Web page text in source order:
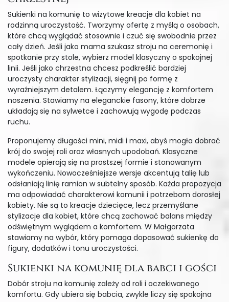
Sukienki na komunię to wizytowe kreacje dla kobiet na
rodzinną uroczystość. Tworzymy ofertę z myślą o osobach,
które chcą wyglądać stosownie i czuć się swobodnie przez
cały dzień. Jeśli jako mama szukasz stroju na ceremonię i
spotkanie przy stole, wybierz model klasyczny o spokojnej
linii. Jeśli jako chrzestna chcesz podkreślić bardziej
uroczysty charakter stylizacji, sięgnij po formę z
wyraźniejszym detalem. Łączymy elegancję z komfortem
noszenia. Stawiamy na eleganckie fasony, które dobrze
układają się na sylwetce i zachowują wygodę podczas
ruchu.
Proponujemy długości mini, midi i maxi, abyś mogła dobrać
krój do swojej roli oraz własnych upodobań. Klasyczne
modele opierają się na prostszej formie i stonowanym
wykończeniu. Nowocześniejsze wersje akcentują talię lub
odsłaniają linię ramion w subtelny sposób. Każda propozycja
ma odpowiadać charakterowi komunii i potrzebom dorosłej
kobiety. Nie są to kreacje dziecięce, lecz przemyślane
stylizacje dla kobiet, które chcą zachować balans między
odświętnym wyglądem a komfortem. W Małgorzata
stawiamy na wybór, który pomaga dopasować sukienkę do
figury, dodatków i tonu uroczystości.
Sukienki na komunię dla babci i gości
Dobór stroju na komunię zależy od roli i oczekiwanego
komfortu. Gdy ubiera się babcia, zwykle liczy się spokojna